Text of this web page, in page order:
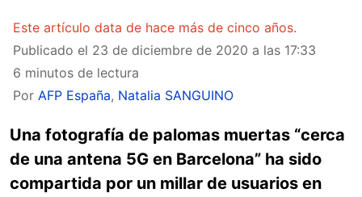
Este artículo data de hace más de cinco años.
Publicado el 23 de diciembre de 2020 a las 17:33
6 minutos de lectura
Por AFP España, Natalia SANGUINO
Una fotografía de palomas muertas “cerca
de una antena 5G en Barcelona” ha sido
compartida por un millar de usuarios en